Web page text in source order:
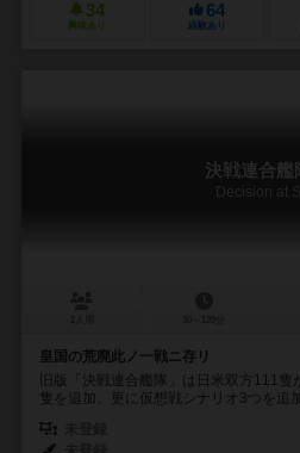
34
興味あり
64
経験あり
決戦連合艦
Decision at
皇国の荒廃此ノ一戦ニ存リ
旧版「決戦連合艦隊」は日米双方111
隻を追加。更に仮想戦シナリオ3つを追